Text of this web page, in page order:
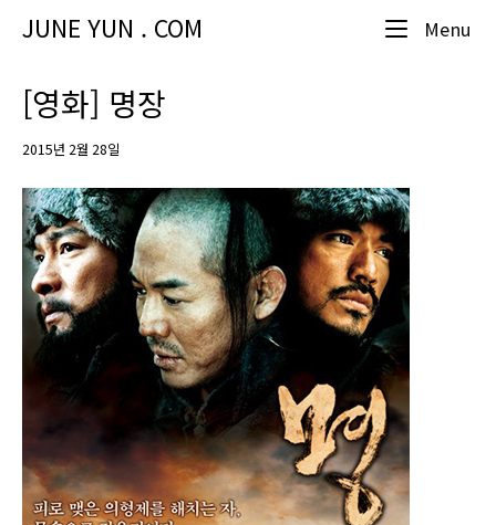
JUNE YUN . COM Menu
[영화] 명장
2015년 2월 28일